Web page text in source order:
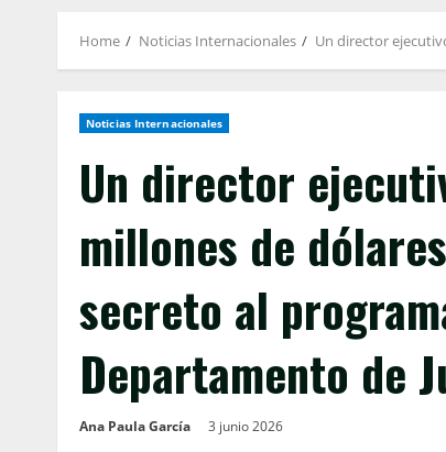
Home Noticias Internacionales Un director
Noticias Internacionales
Un director
millones de
secreto al
Departamento de
Ana Paula García 3 junio 2026